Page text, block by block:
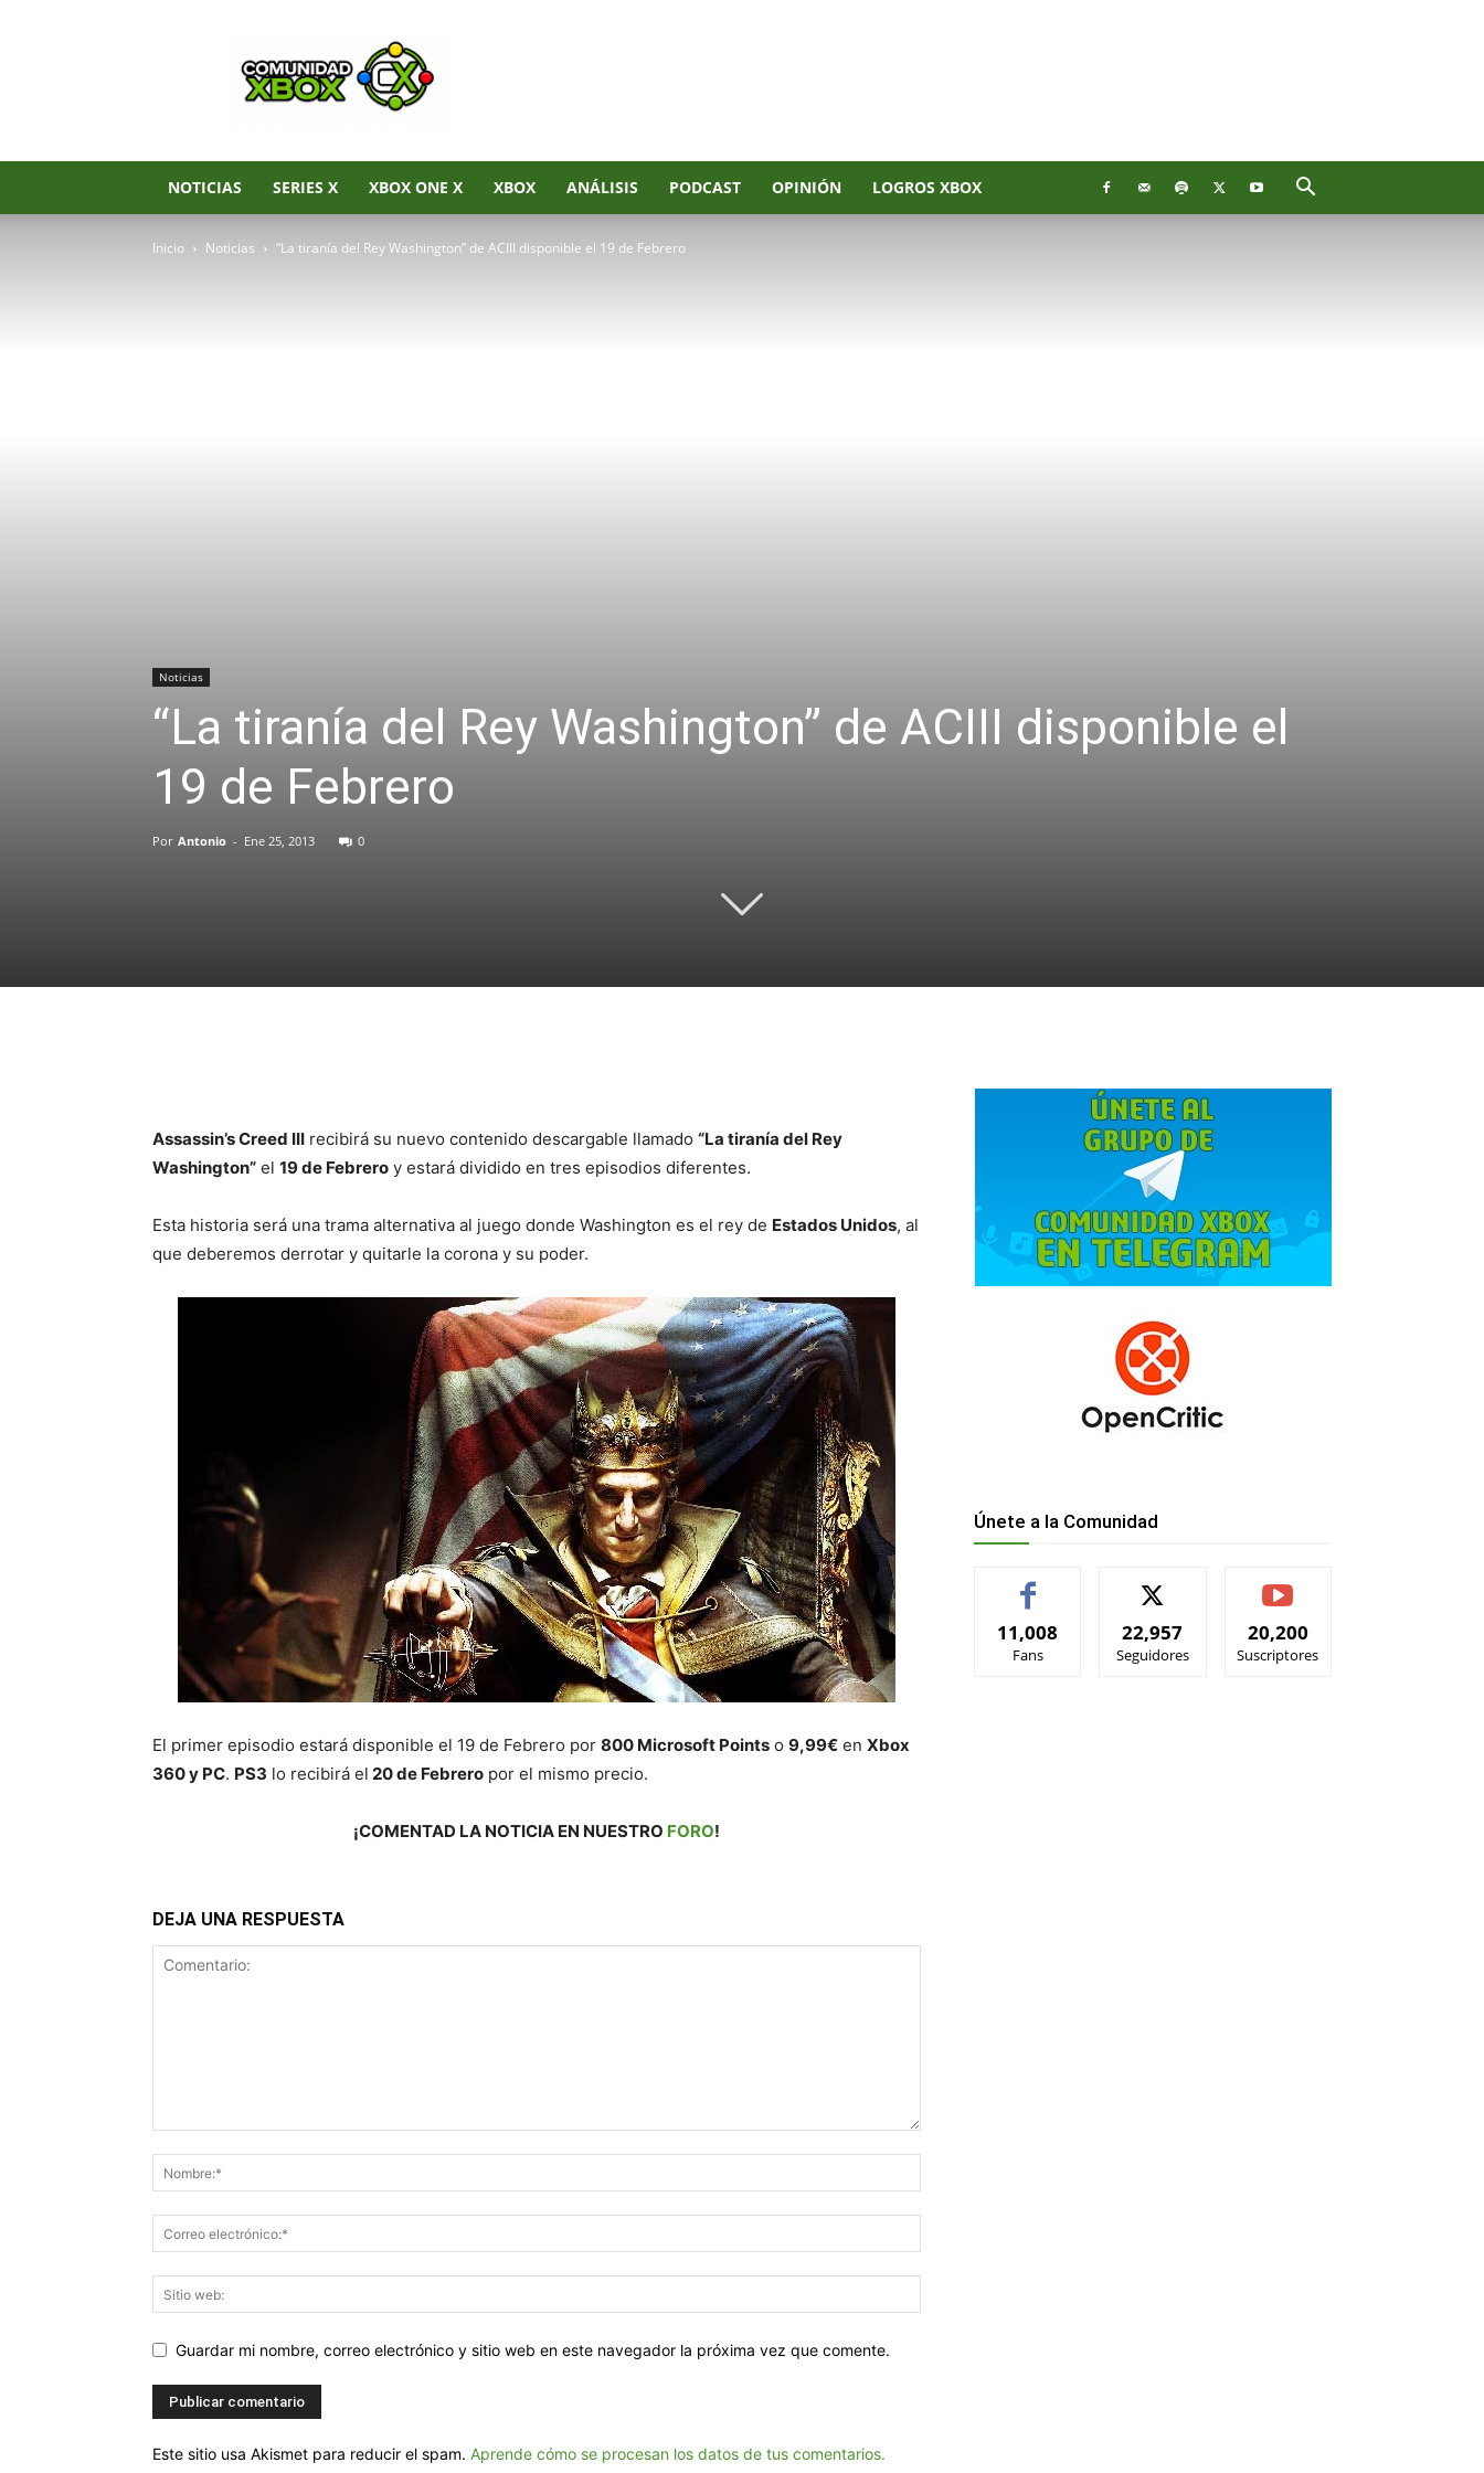
Noticias
de
Xbox
Series
Xbox
One
360
NOTICIAS SERIES X XBOX ONE X XBOX ANÁLISIS PODCAST OPINIÓN LOGROS XBOX
Inicio Noticias “La tiranía del Rey Washington” de ACIII disponible el 19 de Febrero
Noticias
“La tiranía del Rey Washington” de ACIII disponible el
19 de Febrero
Por Antonio - Ene 25, 2013 0
Assassin’s Creed III recibirá su nuevo contenido descargable llamado “La tiranía del Rey
Washington” el 19 de Febrero y estará dividido en tres episodios diferentes.
Esta historia será una trama alternativa al juego donde Washington es el rey de Estados Unidos, al
que deberemos derrotar y quitarle la corona y su poder.
El primer episodio estará disponible el 19 de Febrero por 800 Microsoft Points o 9,99€ en Xbox
360 y PC. PS3 lo recibirá el 20 de Febrero por el mismo precio.
¡COMENTAD LA NOTICIA EN NUESTRO FORO!
DEJA UNA RESPUESTA
Guardar mi nombre, correo electrónico y sitio web en este navegador la próxima vez que comente.
Este sitio usa Akismet para reducir el spam. Aprende cómo se procesan los datos de tus comentarios.
Únete a la Comunidad
11,008
Fans
22,957
Seguidores
20,200
Suscriptores